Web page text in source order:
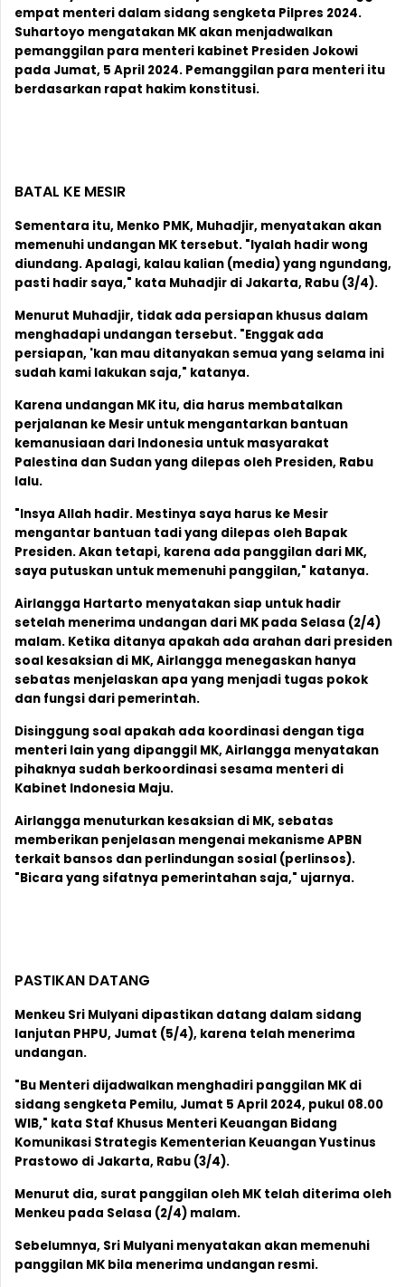
empat menteri dalam sidang sengketa Pilpres 2024.
Suhartoyo mengatakan MK akan menjadwalkan
pemanggilan para menteri kabinet Presiden Jokowi
pada Jumat, 5 April 2024. Pemanggilan para menteri itu
berdasarkan rapat hakim konstitusi.
BATAL KE MESIR
Sementara itu, Menko PMK, Muhadjir, menyatakan akan
memenuhi undangan MK tersebut. "Iyalah hadir wong
diundang. Apalagi, kalau kalian (media) yang ngundang,
pasti hadir saya," kata Muhadjir di Jakarta, Rabu (3/4).
Menurut Muhadjir, tidak ada persiapan khusus dalam
menghadapi undangan tersebut. "Enggak ada
persiapan, 'kan mau ditanyakan semua yang selama ini
sudah kami lakukan saja," katanya.
Karena undangan MK itu, dia harus membatalkan
perjalanan ke Mesir untuk mengantarkan bantuan
kemanusiaan dari Indonesia untuk masyarakat
Palestina dan Sudan yang dilepas oleh Presiden, Rabu
lalu.
"Insya Allah hadir. Mestinya saya harus ke Mesir
mengantar bantuan tadi yang dilepas oleh Bapak
Presiden. Akan tetapi, karena ada panggilan dari MK,
saya putuskan untuk memenuhi panggilan," katanya.
Airlangga Hartarto menyatakan siap untuk hadir
setelah menerima undangan dari MK pada Selasa (2/4)
malam. Ketika ditanya apakah ada arahan dari presiden
soal kesaksian di MK, Airlangga menegaskan hanya
sebatas menjelaskan apa yang menjadi tugas pokok
dan fungsi dari pemerintah.
Disinggung soal apakah ada koordinasi dengan tiga
menteri lain yang dipanggil MK, Airlangga menyatakan
pihaknya sudah berkoordinasi sesama menteri di
Kabinet Indonesia Maju.
Airlangga menuturkan kesaksian di MK, sebatas
memberikan penjelasan mengenai mekanisme APBN
terkait bansos dan perlindungan sosial (perlinsos).
"Bicara yang sifatnya pemerintahan saja," ujarnya.
PASTIKAN DATANG
Menkeu Sri Mulyani dipastikan datang dalam sidang
lanjutan PHPU, Jumat (5/4), karena telah menerima
undangan.
"Bu Menteri dijadwalkan menghadiri panggilan MK di
sidang sengketa Pemilu, Jumat 5 April 2024, pukul 08.00
WIB," kata Staf Khusus Menteri Keuangan Bidang
Komunikasi Strategis Kementerian Keuangan Yustinus
Prastowo di Jakarta, Rabu (3/4).
Menurut dia, surat panggilan oleh MK telah diterima oleh
Menkeu pada Selasa (2/4) malam.
Sebelumnya, Sri Mulyani menyatakan akan memenuhi
panggilan MK bila menerima undangan resmi.